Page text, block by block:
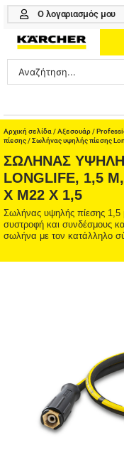
Μετάβαση
περιεχόμενο
Ο λογαριασμός μου
Search
...
ONLINE SHOP
HOME & GARDEN
PROFESSIONAL
ΑΞΕΣΟΥΑΡ
Αρχική σελίδα /Αξεσουάρ/
πίεσης/ Σωλήνας υψηλής πίεσης
ΣΩΛΉΝΑΣ
LONGLIFE, 1,5
X M22 X 1,5
Σωλήνας υψηλής πίεσης
συστροφή και συνδέσμους
σωλήνα με τον κατάλληλο